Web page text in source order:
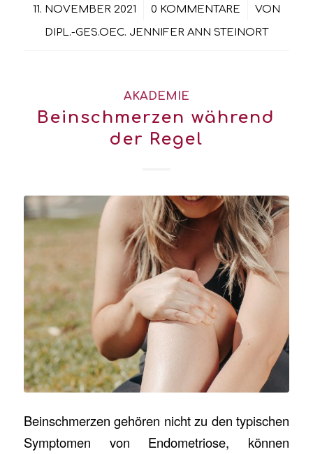
11. NOVEMBER 2021
/ 0 KOMMENTARE
/ VON
DIPL.-GES.OEC. JENNIFER ANN STEINORT
AKADEMIE
Beinschmerzen während
der Regel
Beinschmerzen gehören nicht zu den typischen
Symptomen von Endometriose, können